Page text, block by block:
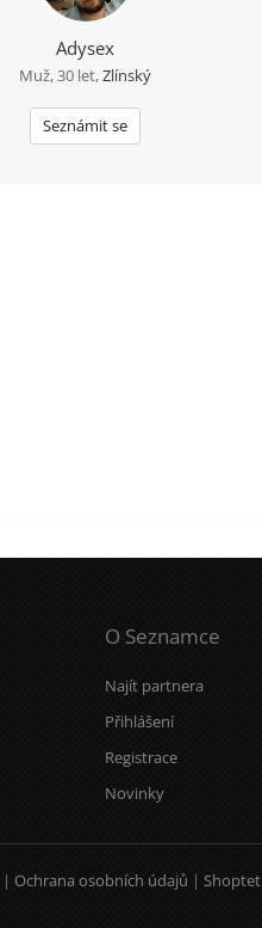
Adysex
Muž, 30 let,Zlínský
Seznámit se
O Seznamce
Najít partnera
Přihlášení
Registrace
Novinky
| Ochrana osobních údajů | Shoptet